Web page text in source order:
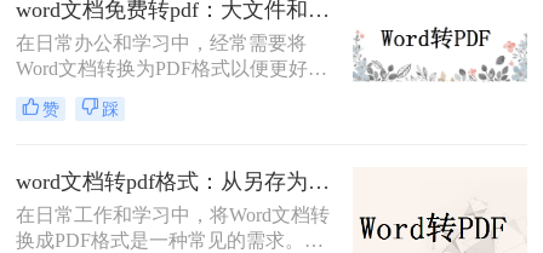
PDF的方法。
word文档免费转pdf：大文件和小文件别用同一个方法！
在日常办公和学习中，经常需要将
Word文档转换为PDF格式以便更好地
分享、打印或存档。PDF格式具有跨
平台兼容性好、文件保护性强、打印
文件分享。那么word文档如何免费转
换成pdf呢？本文将详细介绍几种常用
的方法来实现这一目标。
赞 踩
word文档转pdf格式：从另存为到在线工具，三种路径各有取舍！
在日常工作和学习中，将Word文档转
换成PDF格式是一种常见的需求。